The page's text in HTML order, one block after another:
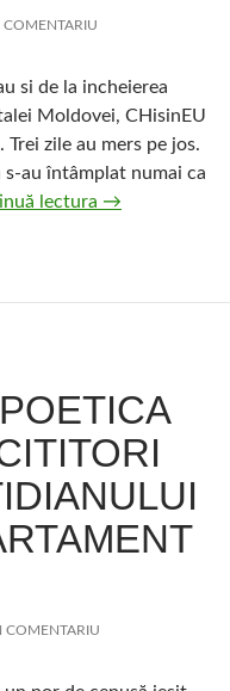
COMENTARIU
si de la incheierea
Moldovei, CHisinEU
zile au mers pe jos.
s-au întâmplat numai ca
lectura ChisinEU
→
COMENTARIU